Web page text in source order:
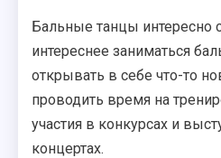
Бальные танцы интересно
интереснее заниматься
открывать в себе что-то
проводить время на
участия в конкурсах и
концертах.